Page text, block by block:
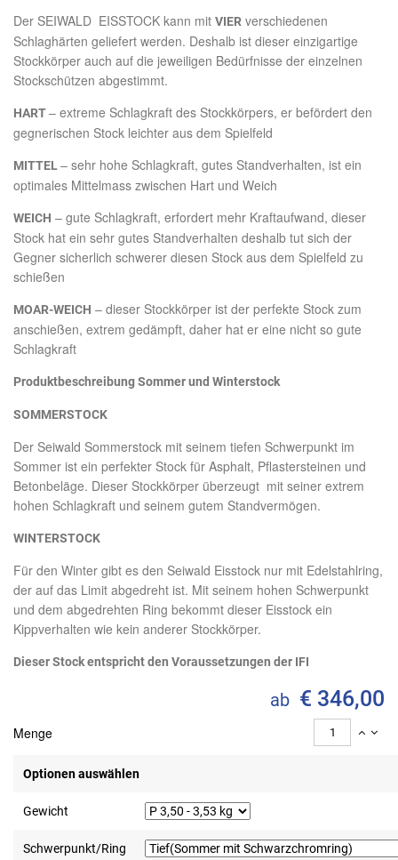
Der SEIWALD EISSTOCK kann mit VIER verschiedenen
Schlaghärten geliefert werden. Deshalb ist dieser einzigartige
Stockkörper auch auf die jeweiligen Bedürfnisse der einzelnen
Stockschützen abgestimmt.
HART– extreme Schlagkraft des Stockkörpers, er befördert den
gegnerischen Stock leichter aus dem Spielfeld
MITTEL– sehr hohe Schlagkraft, gutes Standverhalten, ist ein
optimales Mittelmass zwischen Hart und Weich
WEICH – gute Schlagkraft, erfordert mehr Kraftaufwand, dieser
Stock hat ein sehr gutes Standverhalten deshalb tut sich der
Gegner sicherlich schwerer diesen Stock aus dem Spielfeld zu
schießen
MOAR-WEICH – dieser Stockkörper ist der perfekte Stock zum
anschießen, extrem gedämpft, daher hat er eine nicht so gute
Schlagkraft
Produktbeschreibung Sommer und Winterstock
SOMMERSTOCK
Der Seiwald Sommerstock mit seinem tiefen Schwerpunkt im
Sommer ist ein perfekter Stock für Asphalt, Pflastersteinen und
Betonbeläge. Dieser Stockkörper überzeugt mit seiner extrem
hohen Schlagkraft und seinem gutem Standvermögen.
WINTERSTOCK
Für den Winter gibt es den Seiwald Eisstock nur mit Edelstahlring,
der auf das Limit abgedreht ist. Mit seinem hohen Schwerpunkt
und dem abgedrehten Ring bekommt dieser Eisstock ein
Kippverhalten wie kein anderer Stockkörper.
Dieser Stock entspricht den Voraussetzungen der IFI
ab € 346,00
Menge
Optionen auswählen
Gewicht
Schwerpunkt/Ring